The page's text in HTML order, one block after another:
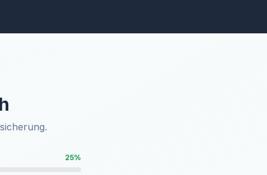
25%